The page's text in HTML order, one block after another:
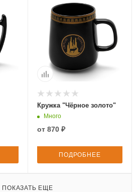
Кружка "Чёрное золото"
Много
от 870 ₽
ПОДРОБНЕЕ
ПОКАЗАТЬ ЕЩЕ